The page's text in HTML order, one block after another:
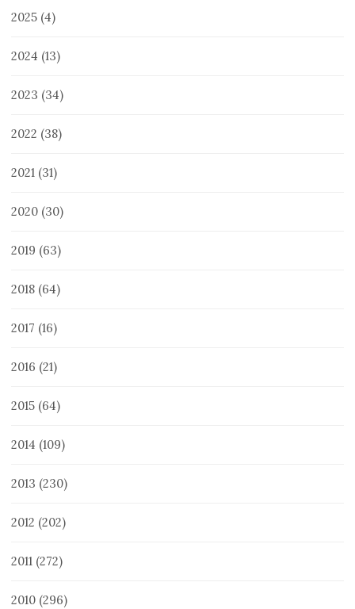
2025 (4)
2024 (13)
2023 (34)
2022 (38)
2021 (31)
2020 (30)
2019 (63)
2018 (64)
2017 (16)
2016 (21)
2015 (64)
2014 (109)
2013 (230)
2012 (202)
2011 (272)
2010 (296)